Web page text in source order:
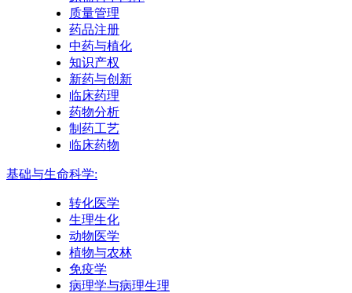
质量管理
药品注册
中药与植化
知识产权
新药与创新
临床药理
药物分析
制药工艺
临床药物
基础与生命科学:
转化医学
生理生化
动物医学
植物与农林
免疫学
病理学与病理生理